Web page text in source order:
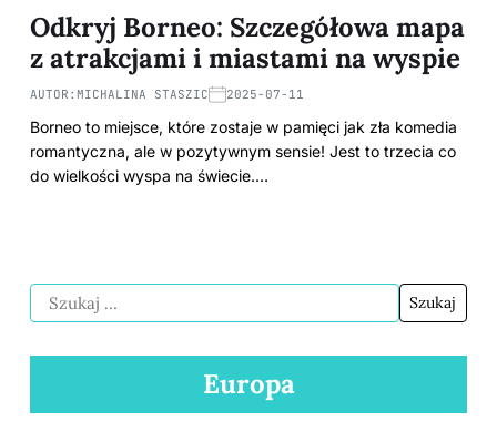
Odkryj Borneo: Szczegółowa mapa
z atrakcjami i miastami na wyspie
AUTOR: MICHALINA STASZIC 2025-07-11
Borneo to miejsce, które zostaje w pamięci jak zła komedia
romantyczna, ale w pozytywnym sensie! Jest to trzecia co
do wielkości wyspa na świecie.…
Europa